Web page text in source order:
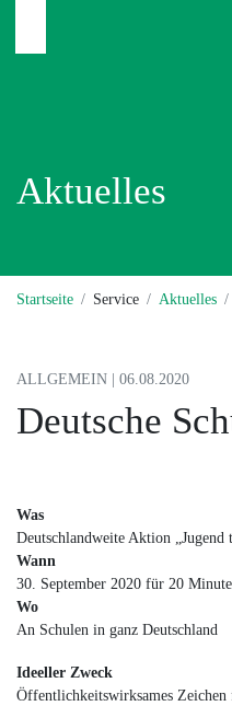
Aktuelles
Startseite Service Aktuelles
ALLGEMEIN | 06.08.2020
Deutsche
Was
Deutschlandweite Aktion „Jugend
Wann
30. September 2020 für 20
Wo
An Schulen in ganz Deutschland
Ideeller Zweck
Öffentlichkeitswirksames